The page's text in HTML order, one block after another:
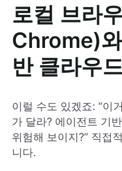
로컬 브라
Chrome)
반 클라우
이럴 수도 있겠죠: “이
가 달라? 에이전트 기
위험해 보이지?” 직접
니다.